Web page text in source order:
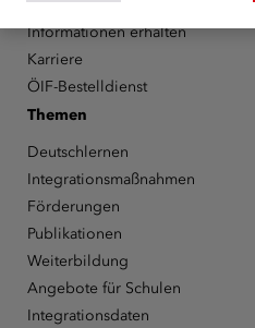
Presse
Informationen erhalten
Karriere
ÖIF-Bestelldienst
Themen
Deutschlernen
Integrationsmaßnahmen
Förderungen
Publikationen
Weiterbildung
Angebote für Schulen
Integrationsdaten